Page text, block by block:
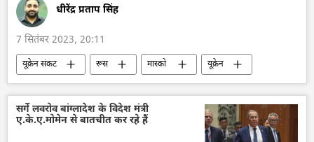
धीरेंद्र प्रताप सिंह
7 सितंबर 2023, 20:11
यूक्रेन संकट रूस मास्को
यूक्रेन
यूक्रेन सशस्त्र बल
कीव
विशेष सैन्य अभियान
सैन्य सहायता
सैन्य तकनीकी सहयोग
क्लस्टर हथियार
हथियारों की आपूर्ति
सर्गे लवरोव बांग्लादेश के विदेश मंत्री
ए.के.ए.मोमेन से बातचीत कर रहे हैं